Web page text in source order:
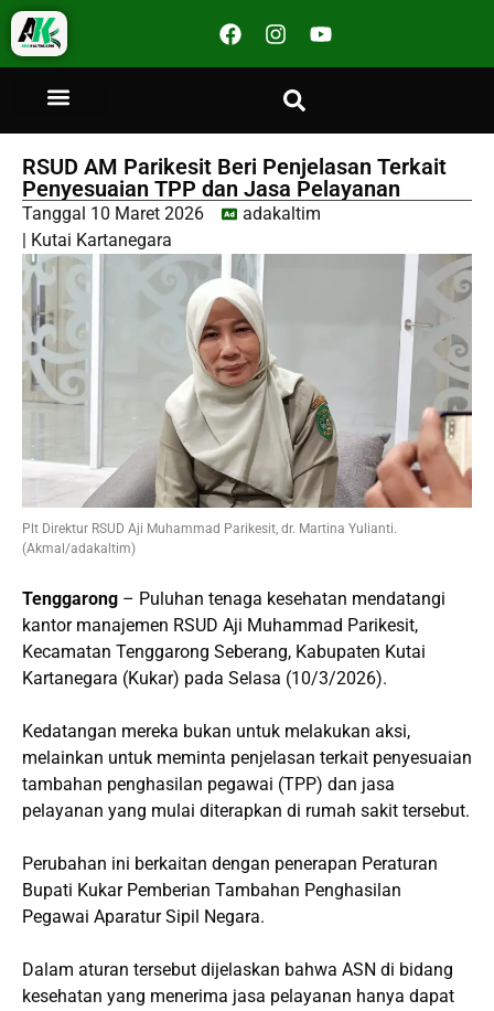
RSUD AM Parikesit Beri Penjelasan Terkait
Penyesuaian TPP dan Jasa Pelayanan
Tanggal 10 Maret 2026
adakaltim
Kutai Kartanegara
Plt Direktur RSUD Aji Muhammad Parikesit, dr. Martina Yulianti.
(Akmal/adakaltim)
Tenggarong – Puluhan tenaga kesehatan mendatangi
kantor manajemen RSUD Aji Muhammad Parikesit,
Kecamatan Tenggarong Seberang, Kabupaten Kutai
Kartanegara (Kukar) pada Selasa (10/3/2026).
Kedatangan mereka bukan untuk melakukan aksi,
melainkan untuk meminta penjelasan terkait penyesuaian
tambahan penghasilan pegawai (TPP) dan jasa
pelayanan yang mulai diterapkan di rumah sakit tersebut.
Perubahan ini berkaitan dengan penerapan Peraturan
Bupati Kukar Pemberian Tambahan Penghasilan
Pegawai Aparatur Sipil Negara.
Dalam aturan tersebut dijelaskan bahwa ASN di bidang
kesehatan yang menerima jasa pelayanan hanya dapat